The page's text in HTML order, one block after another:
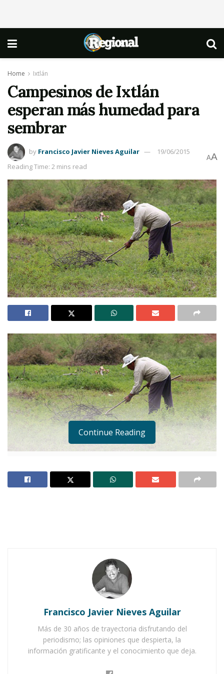
Home Ixtlán
Campesinos de Ixtlán
esperan más humedad para
sembrar
by Francisco Javier Nieves Aguilar
19/06/2015
Reading Time: 2 mins read
AA
Continue Reading
Francisco Javier Nieves Aguilar
Más de 30 años de trayectoria disfrutando del
periodismo; las opiniones que despierta, la
información gratificante y el conocimiento que deja.